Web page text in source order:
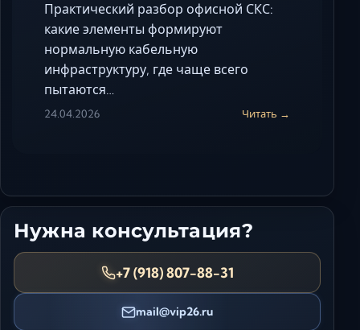
Практический разбор офисной СКС:
какие элементы формируют
нормальную кабельную
инфраструктуру, где чаще всего
пытаются…
24.04.2026 Читать →
Нужна консультация?
+7 (918) 807-88-31
mail@vip26.ru